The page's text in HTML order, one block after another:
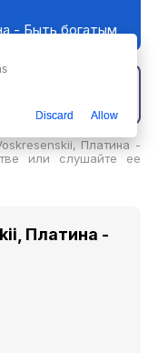
- Быть богатым
Платина -
или слушайте ее
Платина -
Discard Allow